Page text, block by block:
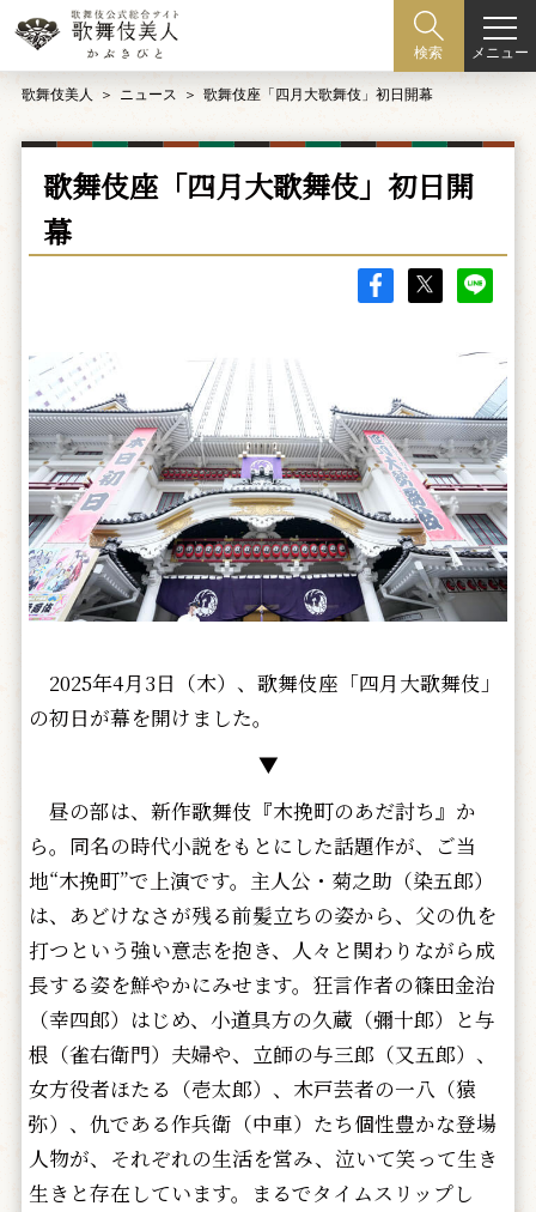
検索 メニュー
歌舞伎美人 ニュース 歌舞伎座「四月大歌舞伎」初日開幕
歌舞伎座「四月大歌舞伎」初日開
幕
2025年4月3日（木）、歌舞伎座「四月大歌舞伎」
の初日が幕を開けました。
▼
昼の部は、新作歌舞伎『木挽町のあだ討ち』か
ら。同名の時代小説をもとにした話題作が、ご当
地“木挽町”で上演です。主人公・菊之助（染五郎）
は、あどけなさが残る前髪立ちの姿から、父の仇を
打つという強い意志を抱き、人々と関わりながら成
長する姿を鮮やかにみせます。狂言作者の篠田金治
（幸四郎）はじめ、小道具方の久蔵（彌十郎）と与
根（雀右衛門）夫婦や、立師の与三郎（又五郎）、
女方役者ほたる（壱太郎）、木戸芸者の一八（猿
弥）、仇である作兵衛（中車）たち個性豊かな登場
人物が、それぞれの生活を営み、泣いて笑って生き
生きと存在しています。まるでタイムスリップし